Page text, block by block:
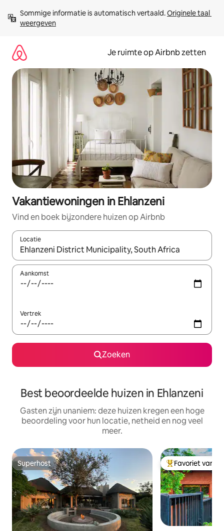
direct
naar
Sommige informatie is automatisch vertaald. Originele taal
weergeven
Je ruimte op Airbnb zetten
Vakantiewoningen in Ehlanzeni
Vind en boek bijzondere huizen op Airbnb
Locatie
Wanneer er suggesties beschikbaar zijn, maak je een keuze
Aankomst
Vertrek
Zoeken
Best beoordeelde huizen in Ehlanzeni
Gasten zijn unaniem: deze huizen kregen een hoge
beoordeling voor hun locatie, netheid en nog veel
meer.
Superhost
Superhost Topfavoriet van
Favoriet van